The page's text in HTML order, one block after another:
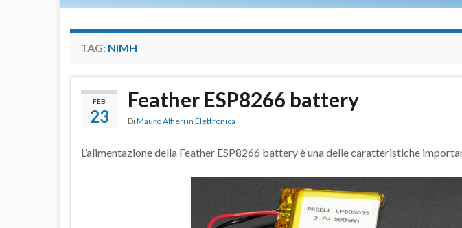
TAG: NIMH
FEB
23
Feather ESP8266 battery
DiMauro Alfieri in Elettronica
L’alimentazione della Feather ESP8266 battery è una delle caratteristiche